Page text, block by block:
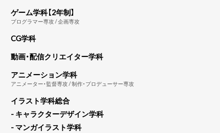
ゲーム学科【2年制】
プログラマー専攻 / 企画専攻
CG学科
動画・配信クリエイター学科
アニメーション学科
アニメーター・監督専攻 / 制作・プロデューサー専攻
イラスト学科総合
- キャラクターデザイン学科
- マンガイラスト学科